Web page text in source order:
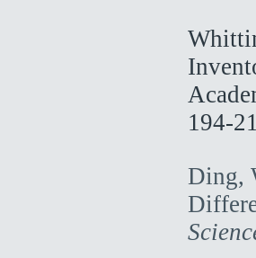
194-
Ding,